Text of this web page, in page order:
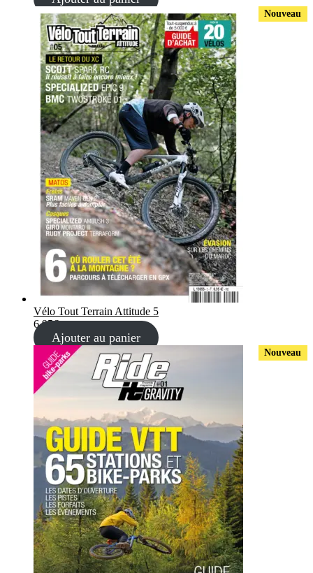
Nouveau
Vélo Tout Terrain Attitude 5
6,95€
Ajouter au panier
Nouveau